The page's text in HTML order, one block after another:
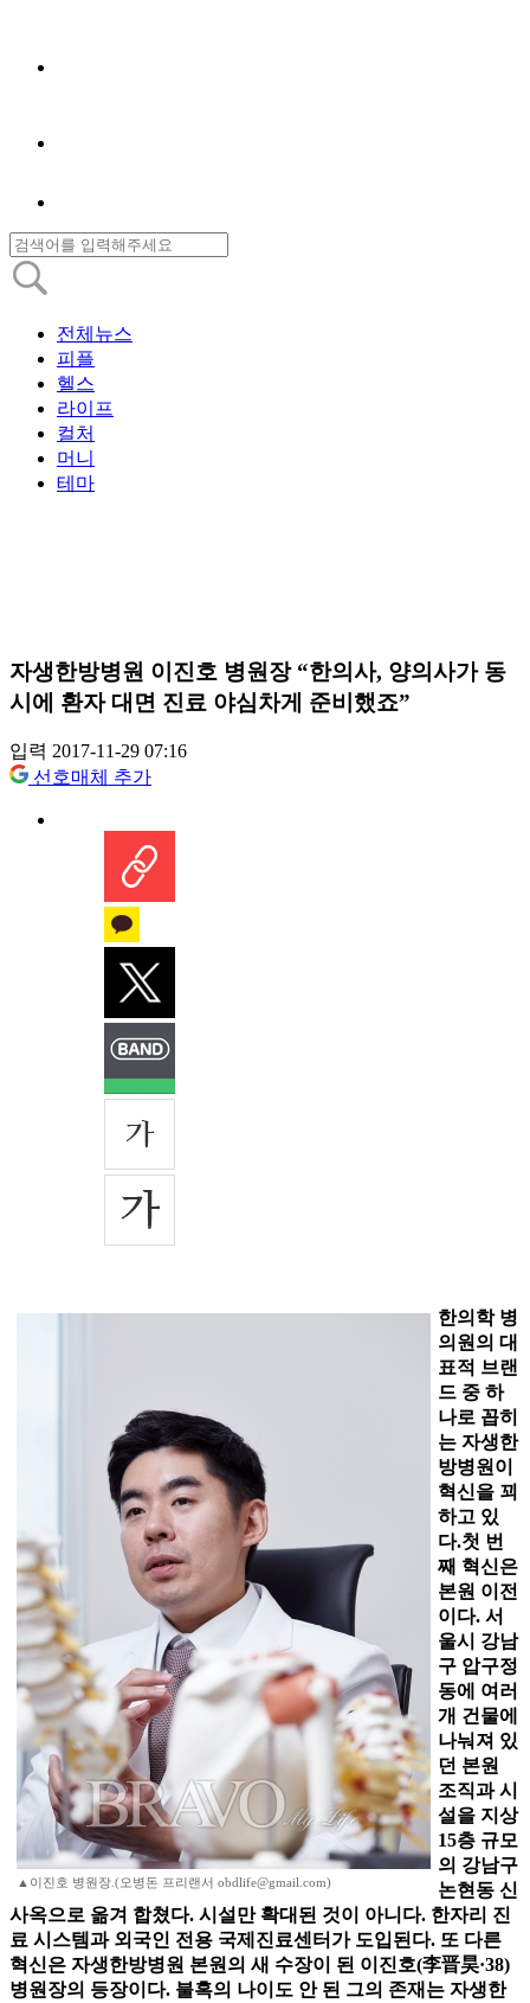
전체뉴스
피플
헬스
라이프
컬처
머니
테마
자생한방병원 이진호 병원장 “한의사, 양의사가 동
시에 환자 대면 진료 야심차게 준비했죠”
입력 2017-11-29 07:16
선호매체 추가
▲이진호 병원장.(오병돈 프리랜서 obdlife@gmail.com)
한의학 병
의원의 대
표적 브랜
드 중 하
나로 꼽히
는 자생한
방병원이
혁신을 꾀
하고 있
다.첫 번
째 혁신은
본원 이전
이다. 서
울시 강남
구 압구정
동에 여러
개 건물에
나눠져 있
던 본원
조직과 시
설을 지상
15층 규모
의 강남구
논현동 신
사옥으로 옮겨 합쳤다. 시설만 확대된 것이 아니다. 한자리 진
료 시스템과 외국인 전용 국제진료센터가 도입된다. 또 다른
혁신은 자생한방병원 본원의 새 수장이 된 이진호(李晋昊·38)
병원장의 등장이다. 불혹의 나이도 안 된 그의 존재는 자생한